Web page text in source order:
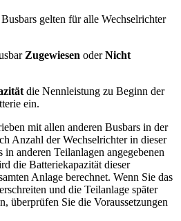
gelten für alle Wechselrichter
Zugewiesen oderNicht
die Nennleistung zu Beginn der
ein.
mit allen anderen Busbars in der
Anzahl der Wechselrichter in dieser
in anderen Teilanlagen angegebenen
die Batteriekapazität dieser
Anlage berechnet. Wenn Sie das
und die Teilanlage später
überprüfen Sie die Voraussetzungen